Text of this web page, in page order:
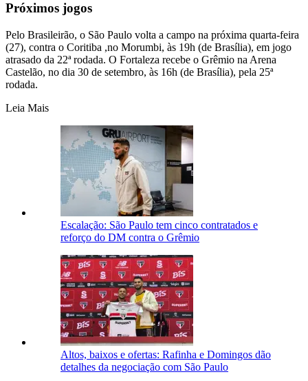
Próximos jogos
Pelo Brasileirão, o São Paulo volta a campo na próxima quarta-feira
(27), contra o Coritiba ,no Morumbi, às 19h (de Brasília), em jogo
atrasado da 22ª rodada. O Fortaleza recebe o Grêmio na Arena
Castelão, no dia 30 de setembro, às 16h (de Brasília), pela 25ª
rodada.
Leia Mais
Escalação: São Paulo tem cinco contratados e
reforço do DM contra o Grêmio
Altos, baixos e ofertas: Rafinha e Domingos dão
detalhes da negociação com São Paulo